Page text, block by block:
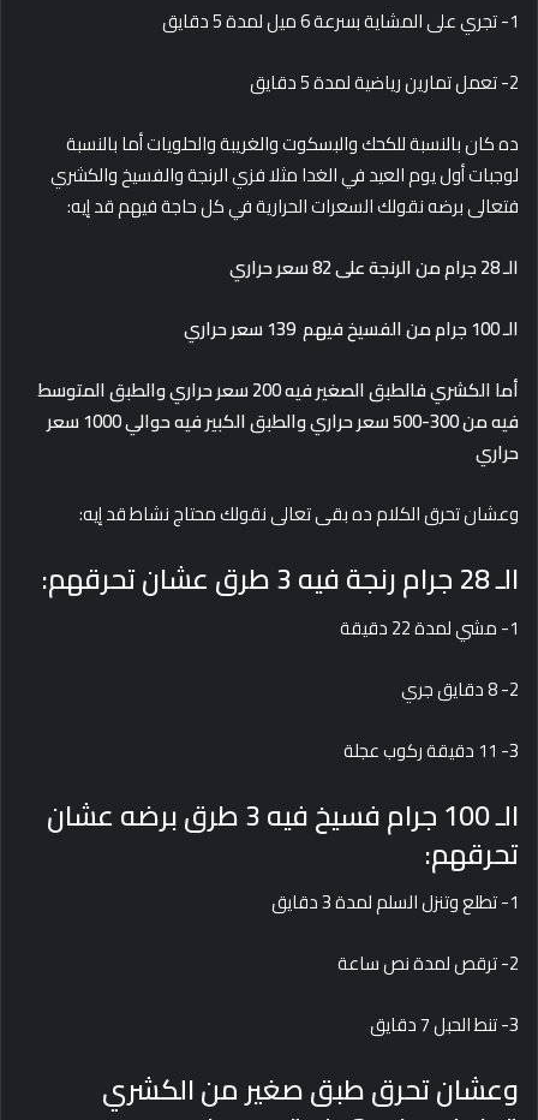
1- تجري على المشاية بسرعة 6 ميل لمدة 5 دقايق
2- تعمل تمارين رياضية لمدة 5 دقايق
ده كان بالنسبة للكحك والبسكوت والغريبة والحلويات أما بالنسبة
لوجبات أول يوم العيد في الغدا مثلا فزي الرنجة والفسيخ والكشري
فتعالى برضه نقولك السعرات الحرارية في كل حاجة فيهم قد إيه:
الـ 28 جرام من الرنجة على 82 سعر حراري
الـ 100 جرام من الفسيخ فيهم 139 سعر حراري
أما الكشري فالطبق الصغير فيه 200 سعر حراري والطبق المتوسط
فيه من 300-500 سعر حراري والطبق الكبير فيه حوالي 1000 سعر
حراري
وعشان تحرق الكلام ده بقى تعالى نقولك محتاج نشاط قد إيه:
الـ 28 جرام رنجة فيه 3 طرق عشان تحرقهم:
1- مشي لمدة 22 دقيقة
2- 8 دقايق جري
3- 11 دقيقة ركوب عجلة
الـ 100 جرام فسيخ فيه 3 طرق برضه عشان
تحرقهم:
1- تطلع وتنزل السلم لمدة 3 دقايق
2- ترقص لمدة نص ساعة
3- تنط الحبل 7 دقايق
وعشان تحرق طبق صغير من الكشري